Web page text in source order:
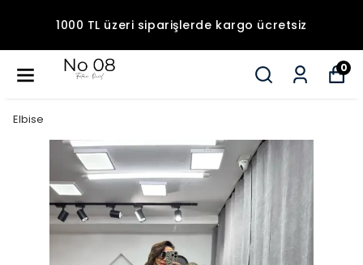
1000 TL üzeri siparişlerde kargo ücretsiz
0
Elbise